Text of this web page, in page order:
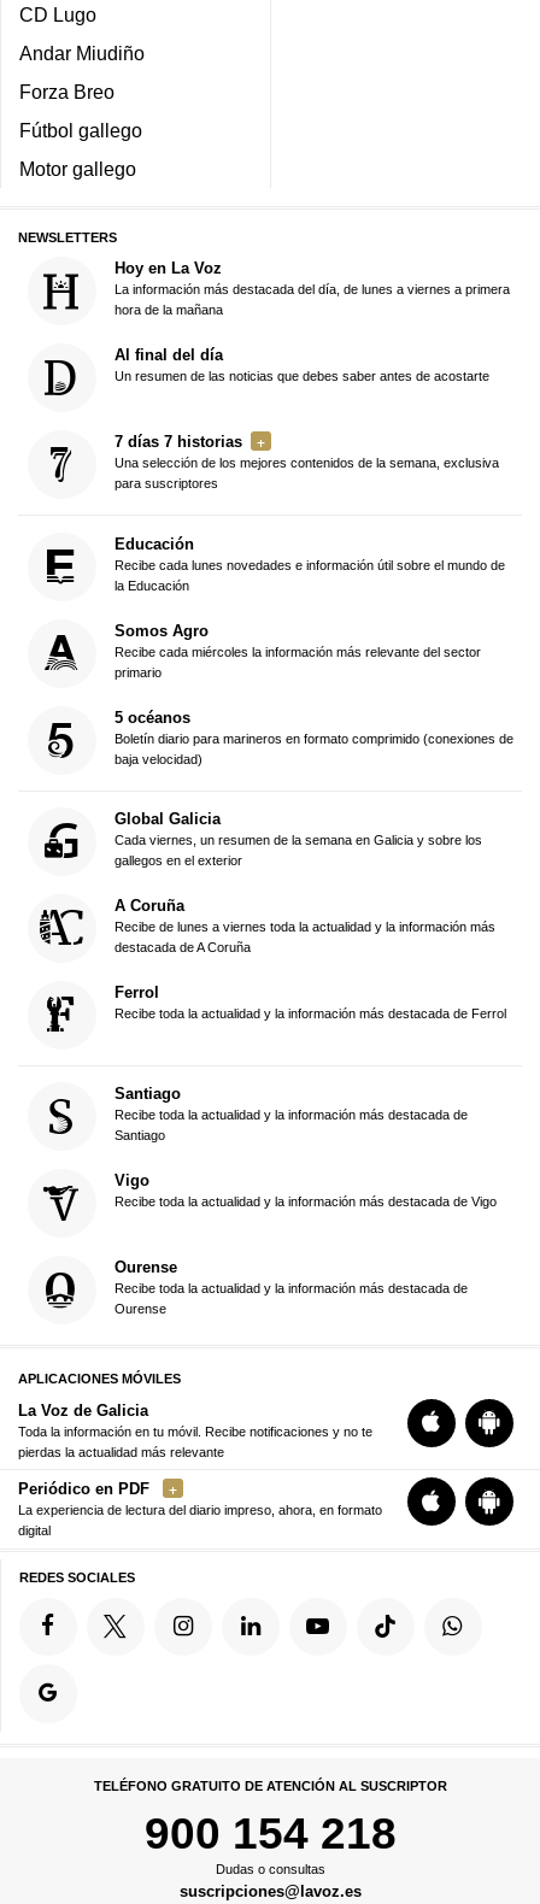
CD Lugo
Andar Miudiño
Forza Breo
Fútbol gallego
Motor gallego
NEWSLETTERS
Hoy en La Voz
La información más destacada del día, de lunes a viernes a primera
hora de la mañana
Al final del día
Un resumen de las noticias que debes saber antes de acostarte
7 días 7 historias
Una selección de los mejores contenidos de la semana, exclusiva
para suscriptores
Educación
Recibe cada lunes novedades e información útil sobre el mundo de
la Educación
Somos Agro
Recibe cada miércoles la información más relevante del sector
primario
5 océanos
Boletín diario para marineros en formato comprimido (conexiones de
baja velocidad)
Global Galicia
Cada viernes, un resumen de la semana en Galicia y sobre los
gallegos en el exterior
A Coruña
Recibe de lunes a viernes toda la actualidad y la información más
destacada de A Coruña
Ferrol
Recibe toda la actualidad y la información más destacada de Ferrol
Santiago
Recibe toda la actualidad y la información más destacada de
Santiago
Vigo
Recibe toda la actualidad y la información más destacada de Vigo
Ourense
Recibe toda la actualidad y la información más destacada de
Ourense
APLICACIONES MÓVILES
La Voz de Galicia
Toda la información en tu móvil. Recibe notificaciones y no te
pierdas la actualidad más relevante
Periódico en PDF
La experiencia de lectura del diario impreso, ahora, en formato
digital
REDES SOCIALES
TELÉFONO GRATUITO DE ATENCIÓN AL SUSCRIPTOR
900 154 218
Dudas o consultas
suscripciones@lavoz.es